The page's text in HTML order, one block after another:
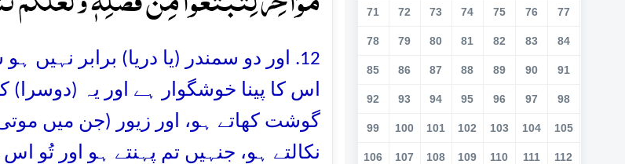
12. اور دو سمندر (یا دریا) برابر نہیں
اس کا پینا خوشگوار ہے اور یہ
گوشت کھاتے ہو، اور زیور (جن میں
نکالتے ہو، جنہیں تم پہنتے ہو اور تُو
71 72 73 74 75 76 77
78 79 80 81 82 83 84
85 86 87 88 89 90 91
92 93 94 95 96 97 98
99 100 101 102 103 104 105
106 107 108 109 110 111 112